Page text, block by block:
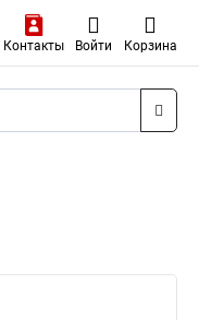
Контакты Войти Корзина